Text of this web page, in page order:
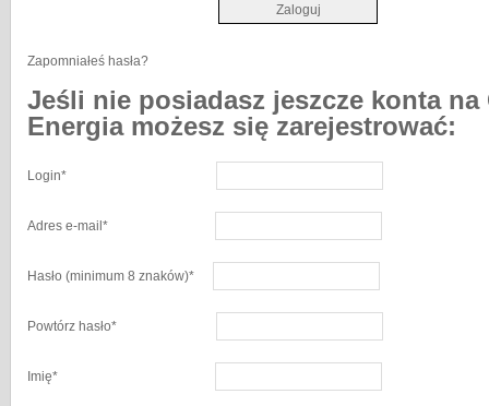
Zapomniałeś hasła?
Jeśli nie posiadasz jeszcze konta na
Energia możesz się zarejestrować:
Login*
Adres e-mail *
Hasło (minimum 8 znaków)*
Powtórz hasło*
Imię*